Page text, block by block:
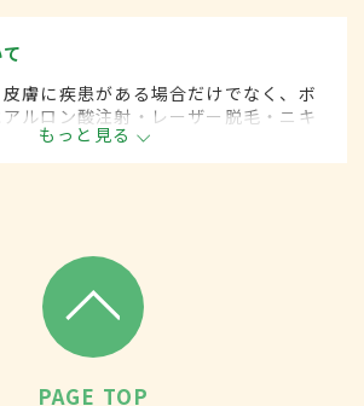
膚に疾患がある場合だけでなく、ボ
ルロン酸注射・レーザー脱毛・ニキ
目的として行われる皮膚科の診療分野
もっと見る
PAGE TOP